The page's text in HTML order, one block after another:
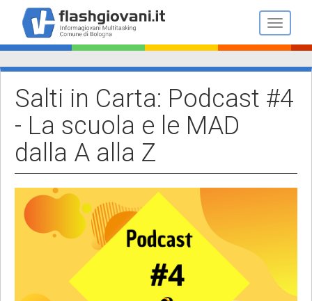
contenuto
principale
Toggle
Salti in Carta: Podcast #4
- La scuola e le MAD
dalla A alla Z